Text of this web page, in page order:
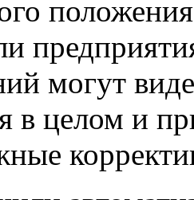
могут
в целом и